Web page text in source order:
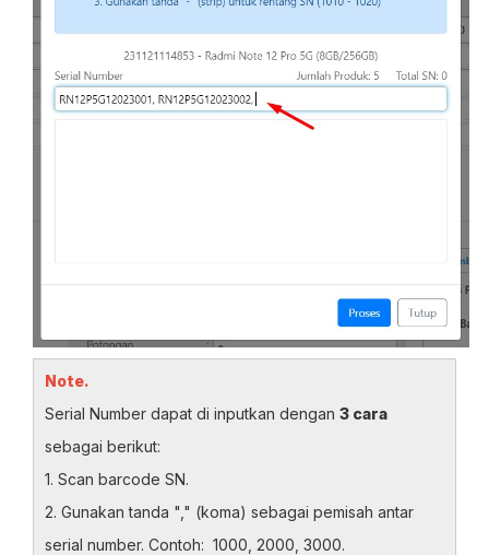
Note.
Serial Number dapat di inputkan dengan 3 cara
sebagai berikut:
1. Scan barcode SN.
2. Gunakan tanda "," (koma) sebagai pemisah antar
serial number. Contoh: 1000, 2000, 3000.